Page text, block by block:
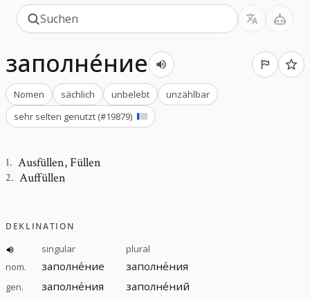
заполне́ние
Nomen sächlich unbelebt
unzählbar
sehr selten genutzt (#19879)
1. Ausfüllen,Füllen
2. Auffüllen
DEKLINATION
singular
plural
nom.
заполне́ние заполне́ния
gen. заполне́ния заполне́ний